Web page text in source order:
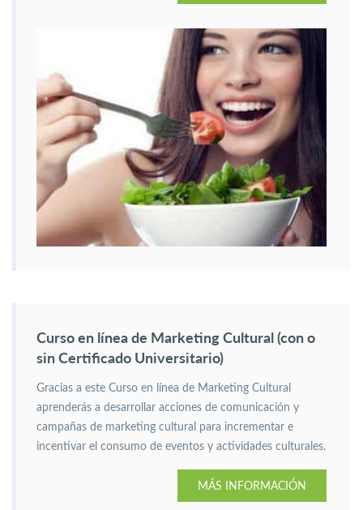
Curso en línea de Marketing Cultural (con o
sin Certificado Universitario)
Gracias a este Curso en línea de Marketing Cultural
aprenderás a desarrollar acciones de comunicación y
campañas de marketing cultural para incrementar e
incentivar el consumo de eventos y actividades culturales.
MÁS INFORMACIÓN